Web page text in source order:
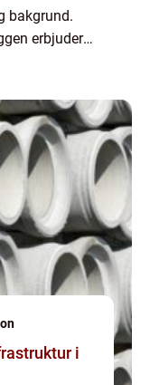
bakgrund.
erbjuder